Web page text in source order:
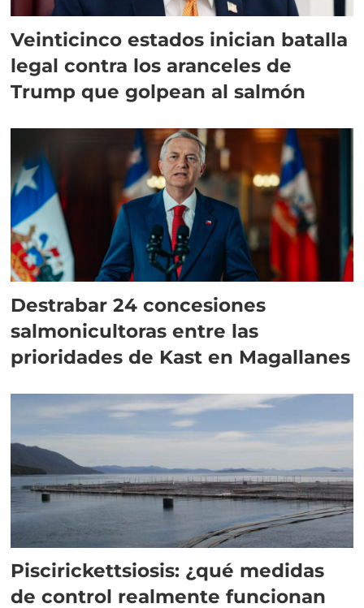
Veinticinco estados inician batalla
legal contra los aranceles de
Trump que golpean al salmón
Destrabar 24 concesiones
salmonicultoras entre las
prioridades de Kast en Magallanes
Piscirickettsiosis: ¿qué medidas
de control realmente funcionan